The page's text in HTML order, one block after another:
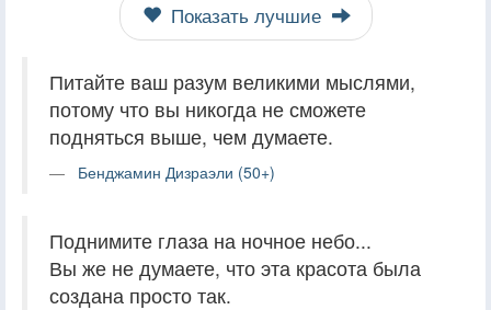
Показать лучшие
Питайте ваш разум великими мыслями,
потому что вы никогда не сможете
подняться выше, чем думаете.
Бенджамин Дизраэли (50+)
Поднимите глаза на ночное небо...
Вы же не думаете, что эта красота была
создана просто так.